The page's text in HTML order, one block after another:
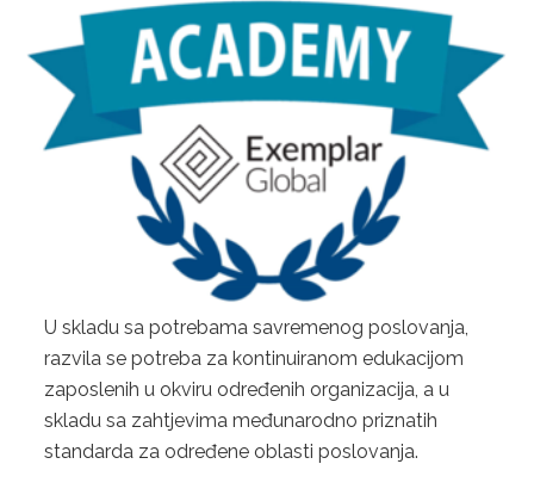
U skladu sa potrebama savremenog poslovanja,
razvila se potreba za kontinuiranom edukacijom
zaposlenih u okviru određenih organizacija, a u
skladu sa zahtjevima međunarodno priznatih
standarda za određene oblasti poslovanja.
GLUTEN FREE
BRCGS CERTIFIKACIJA ZA POTROŠAČKE PROIZVODE
2. FSSC 22000
3. GLOBAL G.A.P.
POVRĆE I VOĆE
CVIJEĆE I UKRASNE BILJKE
PROIZVODNJA KOMPLEMENTARNE HRANE
STANDARD ZA AKVAKULTURU
4. ISO 22000:2018